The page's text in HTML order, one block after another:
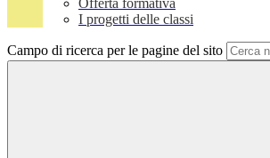
Offerta formativa
I progetti delle classi
Campo di ricerca per le pagine del sito